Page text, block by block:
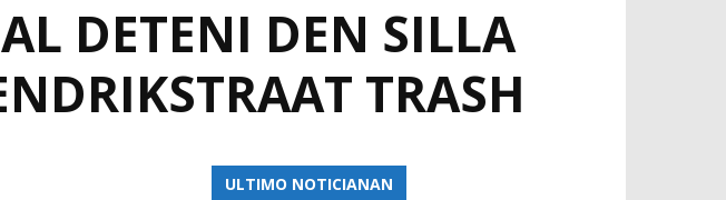
DETENI DEN SILLA
TRASH
ULTIMO NOTICIANAN